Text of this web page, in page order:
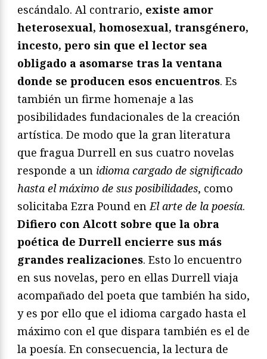
escándalo. Al contrario, existe amor
heterosexual, homosexual, transgénero,
incesto, pero sin que el lector sea
obligado a asomarse tras la ventana
donde se producen esos encuentros. Es
también un firme homenaje a las
posibilidades fundacionales de la creación
artística. De modo que la gran literatura
que fragua Durrell en sus cuatro novelas
responde a un idioma cargado de significado
hasta el máximo de sus posibilidades, como
solicitaba Ezra Pound enEl arte de la poesía.
Difiero con Alcott sobre que la obra
poética de Durrell encierre sus más
grandes realizaciones. Esto lo encuentro
en sus novelas, pero en ellas Durrell viaja
acompañado del poeta que también ha sido,
y es por ello que el idioma cargado hasta el
máximo con el que dispara también es el de
la poesía. En consecuencia, la lectura de